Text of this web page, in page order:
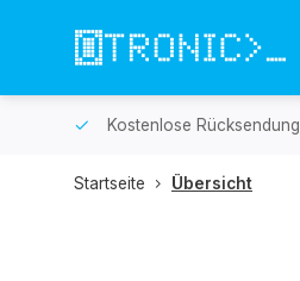
Kostenlose Rücksendung
Startseite Übersicht